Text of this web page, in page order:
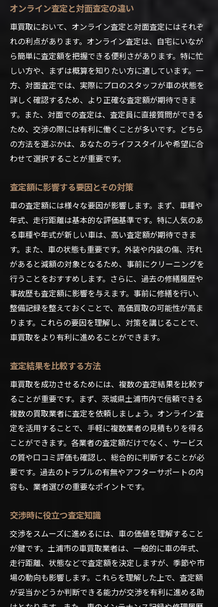
オンライン査定と対面査定の違い
車買取において、オンライン査定と対面査定にはそれぞ
れの利点があります。オンライン査定は、自宅にいなが
ら簡単に査定額を把握できる便利さがあります。特に忙
しい方や、まずは概算を知りたい方に適しています。一
方、対面査定では、実際にプロのスタッフが車の状態を
詳しく確認するため、より正確な査定額が期待できま
す。また、対面での査定は、査定員に直接質問ができる
ため、交渉の際には有利に働くことが多いです。どちら
の方法を選ぶかは、あなたのライフスタイルや希望に合
わせて選択することが重要です。
査定額に影響する要因とその対策
車の査定額には様々な要因が影響します。まず、車種や
年式、走行距離は基本的な評価基準です。特に人気のあ
る車種や年式が新しい車は、高い査定額が期待できま
す。また、車の状態も重要です。外装や内装の傷、汚れ
があると減額の対象となるため、事前にクリーニングを
行うことをおすすめします。さらに、過去の修繕履歴や
事故歴も査定額に影響を与えます。事前に修繕を行い、
整備記録を整えておくことで、高価買取の可能性が高ま
ります。これらの要因を理解し、対策を講じることで、
車買取をより有利に進めることができます。
査定結果を比較する方法
車買取を成功させるためには、複数の査定結果を比較す
ることが重要です。まず、茨城県土浦市内で信頼できる
複数の買取業者に査定を依頼しましょう。オンライン査
定を活用することで、手軽に複数業者の見積もりを得る
ことができます。各業者の査定額だけでなく、サービス
の質や口コミ評価も確認し、総合的に判断することが必
要です。過去のトラブルの有無やアフターサポートの内
容も、業者選びの重要なポイントです。
交渉時に役立つ査定知識
交渉をスムーズに進めるには、車の価値を理解すること
が鍵です。土浦市の車買取業者は、一般的に車の年式、
走行距離、状態などで査定額を決定しますが、季節や市
場の動向も影響します。これらを理解した上で、査定額
が妥当かどうか判断できる能力が交渉を有利に進める助